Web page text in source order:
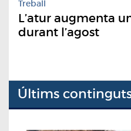
Treball
L’atur augmenta
durant l’agost
Últims